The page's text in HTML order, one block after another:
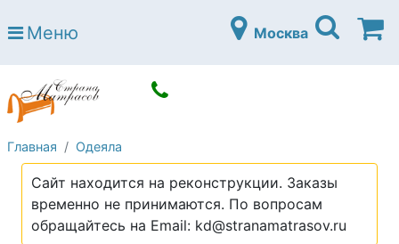
Страна матрасов
Open submenu (Матрасы)
Open submenu (Кровати)
Кровати
Open submenu (Аксессуары)
Open submenu (Диваны)
Диваны
Open submenu (Постельное белье)
Постельное белье
Open submenu (Мебель)
Мебель
Меню Москва
Главная Одеяла
Сайт находится на реконструкции. Заказы
временно не принимаются. По вопросам
обращайтесь на Email: kd@stranamatrasov.ru